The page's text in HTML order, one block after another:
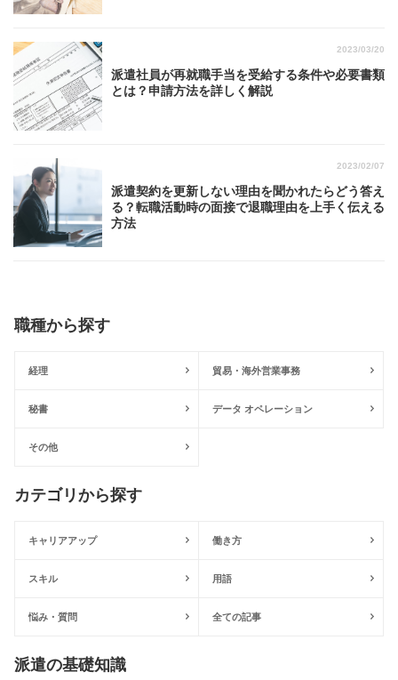
2023/03/20
派遣社員が再就職手当を受給する条件や必要書類
とは？申請方法を詳しく解説
2023/02/07
派遣契約を更新しない理由を聞かれたらどう答え
る？転職活動時の面接で退職理由を上手く伝える
方法
職種から探す
経理 貿易・海外営業事務
秘書 データ オペレーション
その他
カテゴリから探す
キャリアアップ 働き方
スキル 用語
悩み・質問 全ての記事
派遣の基礎知識